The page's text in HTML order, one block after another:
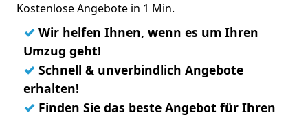
Kostenlose Angebote in 1 Min.
✓ Wir helfen Ihnen, wenn es um Ihren
Umzug geht!
✓ Schnell & unverbindlich Angebote
erhalten!
✓ Finden Sie das beste Angebot für Ihren